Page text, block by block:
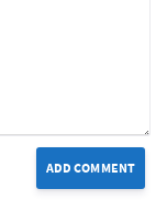
ADD COMMENT